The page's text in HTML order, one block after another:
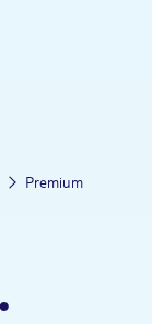
Premium